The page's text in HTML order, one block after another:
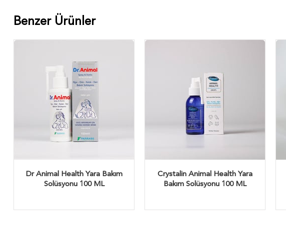
Benzer Ürünler
Dr Animal Health Yara Bakım
Solüsyonu 100 ML
Crystalin Animal Health Yara
Bakım Solüsyonu 100 ML